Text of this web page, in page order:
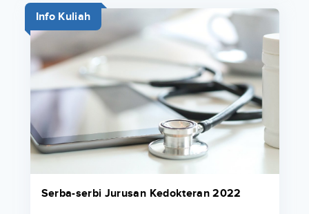
Info Kuliah
Serba-serbi Jurusan Kedokteran 2022